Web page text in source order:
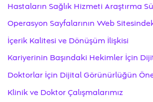
Hastaların Sağlık Hizmeti Araştırma
Operasyon Sayfalarının Web
İçerik Kalitesi ve Dönüşüm İlişkisi
Kariyerinin Başındaki Hekimler İçin
Doktorlar İçin Dijital Görünürlüğün
Klinik ve Doktor Çalışmalarımız